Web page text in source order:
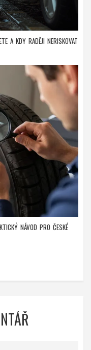
A KDY RADĚJI NERISKOVAT
NÁVOD PRO ČESKÉ